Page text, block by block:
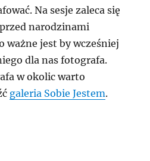
Na sesje zaleca się
narodzinami
ważne jest by wcześniej
dla nas fotografa.
w okolic warto
galeria Sobie Jestem.